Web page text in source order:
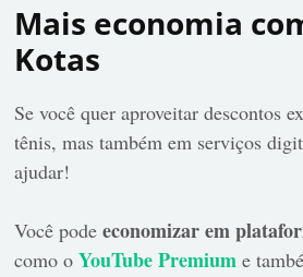
Mais economia
Kotas
Se você quer aproveitar descontos
tênis, mas também em serviços
ajudar!
Você podeeconomizar em
como oYouTube Premium e